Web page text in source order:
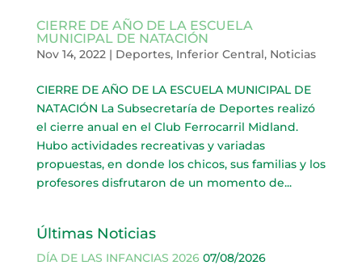
CIERRE DE AÑO DE LA ESCUELA
MUNICIPAL DE NATACIÓN
Nov 14, 2022| Deportes, Inferior Central, Noticias
CIERRE DE AÑO DE LA ESCUELA MUNICIPAL DE
NATACIÓN La Subsecretaría de Deportes realizó
el cierre anual en el Club Ferrocarril Midland.
Hubo actividades recreativas y variadas
propuestas, en donde los chicos, sus familias y los
profesores disfrutaron de un momento de...
Últimas Noticias
DÍA DE LAS INFANCIAS 2026 07/08/2026